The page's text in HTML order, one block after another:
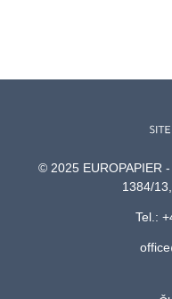
© 2025 EUROPAPIER
1384/
Tel.: